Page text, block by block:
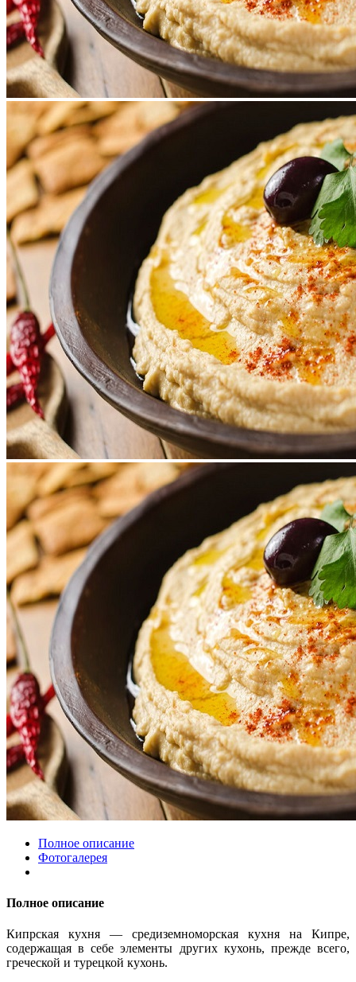
Полное описание
Фотогалерея
Полное описание
Кипрская кухня — средиземноморская кухня на Кипре,
содержащая в себе элементы других кухонь, прежде всего,
греческой и турецкой кухонь.